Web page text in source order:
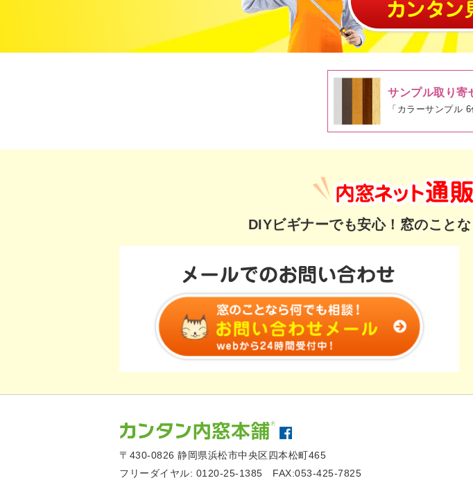
サンプル取り寄
「カラーサンプル
DIYビギナーでも安心！ 窓のこと
〒430-0826 静岡県浜松市中央区四本松町465
フリーダイヤル: 0120-25-1385
FAX:053-425-7825